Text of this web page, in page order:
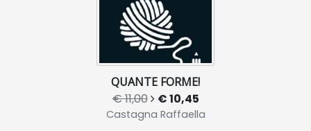
QUANTE FORME!
€ 11,00 € 10,45
Castagna Raffaella